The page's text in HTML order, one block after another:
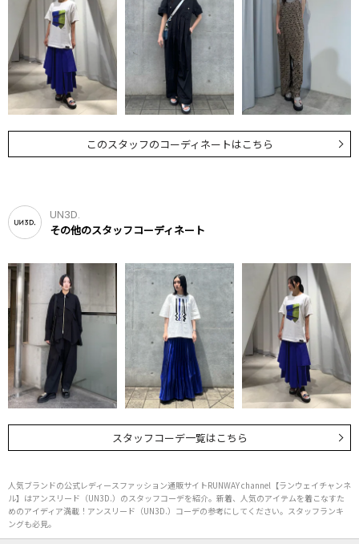
このスタッフのコーディネートはこちら
UN3D.
その他のスタッフコーディネート
スタッフコーデ一覧はこちら
人気ブランドの公式レディースファッション通販サイトRUNWAY channel【ランウェイチャンネ
ル】はアンスリード（UN3D.）のスタッフコーデを紹介。新着、人気のアイテムを着こなすた
めのアイディア満載！アンスリード（UN3D.）コーデの参考にしてください。スタッフランキ
ングも必見。